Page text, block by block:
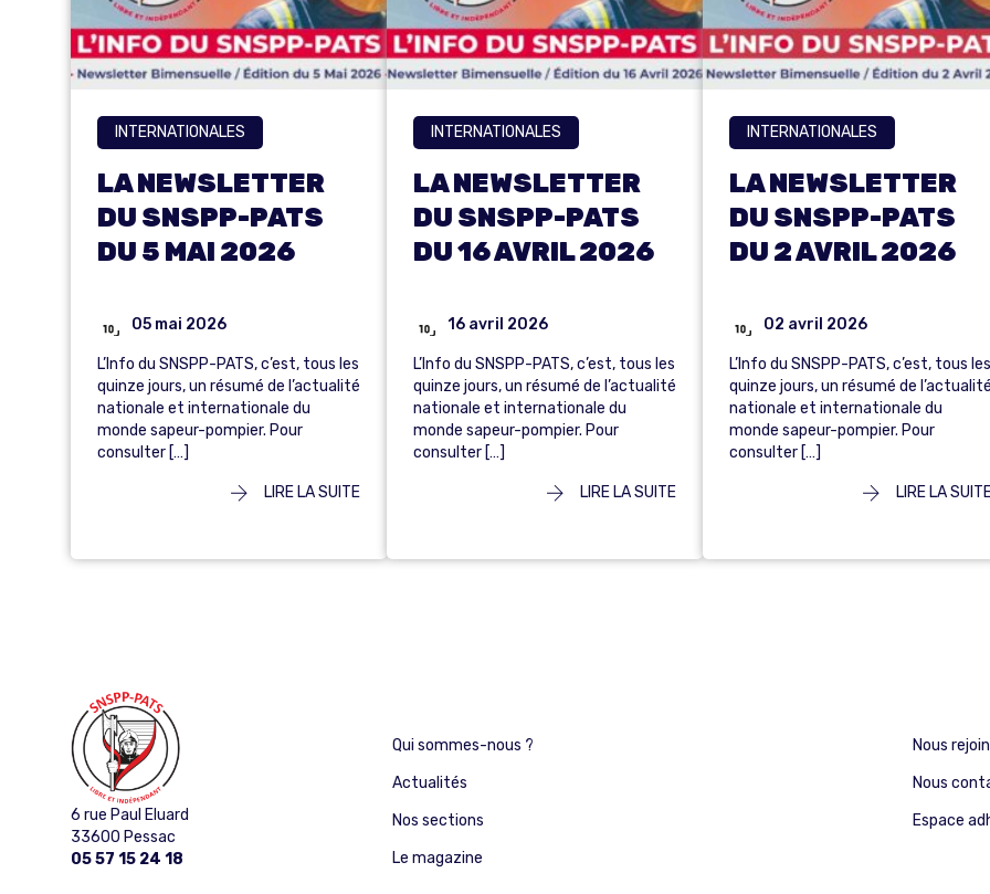
INTERNATIONALES
LA NEWSLETTER
DU SNSPP-PATS
DU 5 MAI 2026
05 mai 2026
L’Info du SNSPP-PATS, c’est, tous les
quinze jours, un résumé de l’actualité
nationale et internationale du
monde sapeur-pompier. Pour
consulter […]
LIRE LA SUITE
INTERNATIONALES
LA NEWSLETTER
DU SNSPP-PATS
DU 16 AVRIL 2026
16 avril 2026
L’Info du SNSPP-PATS, c’est, tous les
quinze jours, un résumé de l’actualité
nationale et internationale du
monde sapeur-pompier. Pour
consulter […]
LIRE LA SUITE
INTERNATIONALES
LA NEWSLETTER
DU SNSPP-PATS
DU 2 AVRIL 2026
02 avril 2026
L’Info du SNSPP-PATS, c’est, tous les
quinze jours, un résumé de
nationale et internationale du
monde sapeur-pompier. Pour
consulter […]
LIRE LA
6 rue Paul Eluard
33600 Pessac
05 57 15 24 18
Qui sommes-nous ?
Actualités
Nos sections
Le magazine
Nous
Nous
Espace